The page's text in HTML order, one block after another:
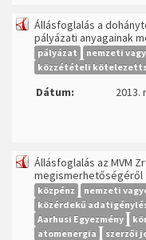
Állásfoglalás a
pályázati anyagainak
pályázat nemzeti
közzétételi
Dátum:
2013.
Állásfoglalás az MVM
megismerhetőségéről
közpénz nemzeti
közérdekű
Aarhusi Egyezmény
atomenergia
szerzői